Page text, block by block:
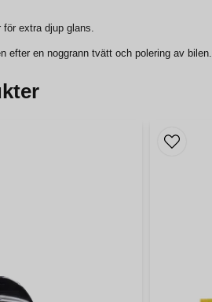
extra djup glans.
efter en noggrann tvätt och polering av bilen.